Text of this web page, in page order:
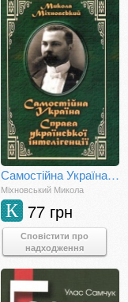
Самостійна Україна. Справа української інтелігенції
Міхновський Микола
77 грн
К
Сповістити про
надходження